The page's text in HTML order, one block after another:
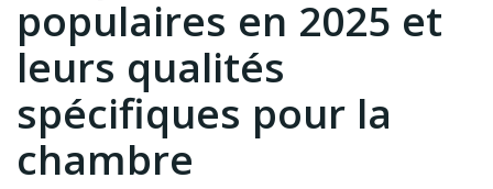
populaires en 2025 et
leurs qualités
spécifiques pour la
chambre